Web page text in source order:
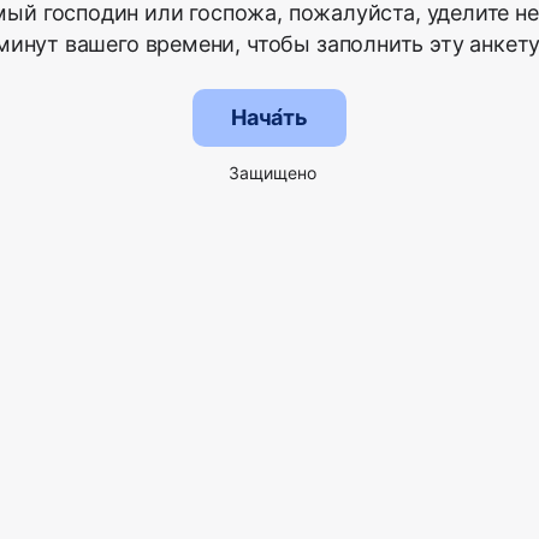
господин или госпожа, пожалуйста, уделите
вашего времени, чтобы заполнить эту
Нача́ть
Защищено